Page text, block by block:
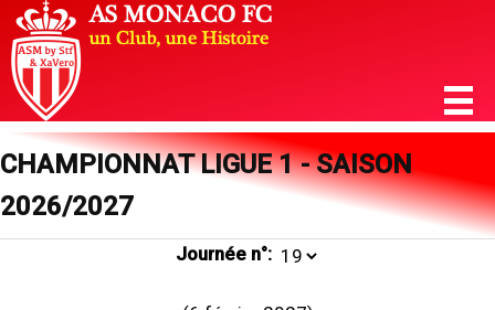
CHAMPIONNAT LIGUE 1 - SAISON
2026/2027
Journée n°: